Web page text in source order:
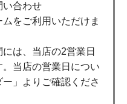
い合わせ
をご利用いただけま
は、当店の2営業日
当店の営業日につい
」よりご確認くださ